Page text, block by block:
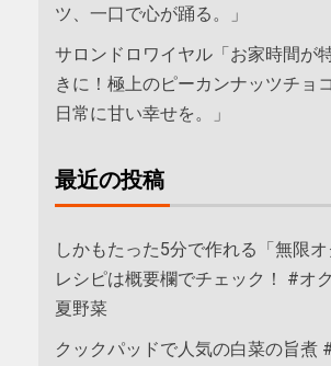
ツ、一口で心が踊る。」
サロンドロワイヤル「お家時間が
きに！極上のピーカンナッツチョ
日常に甘い幸せを。」
最近の投稿
しかもたった5分で作れる「無限
レシピは概要欄でチェック！ #オ
夏野菜
クックパッドで人気の白菜の旨煮